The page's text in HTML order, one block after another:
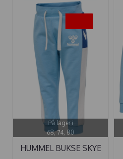
På lager i
68, 74, 80
HUMMEL BUKSE SKYE